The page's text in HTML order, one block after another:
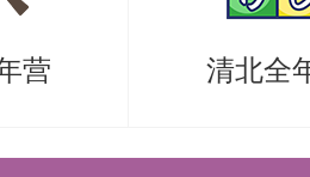
张三。
营 清北全